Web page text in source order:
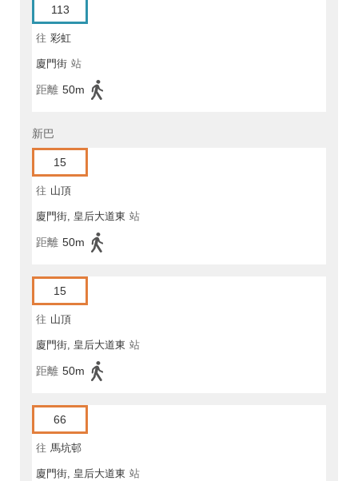
113
往 彩虹
廈門街 站
距離 50m
新巴
15
往 山頂
廈門街, 皇后大道東 站
距離 50m
15
往 山頂
廈門街, 皇后大道東 站
距離 50m
66
往 馬坑邨
廈門街, 皇后大道東 站